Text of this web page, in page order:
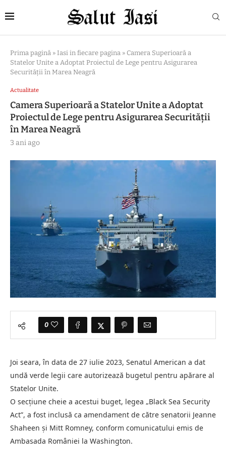
Prima pagină » Iasi in fiecare pagina » Camera Superioară a
Statelor Unite a Adoptat Proiectul de Lege pentru Asigurarea
Securității în Marea Neagră
Actualitate
Camera Superioară a Statelor Unite a Adoptat
Proiectul de Lege pentru Asigurarea Securității
în Marea Neagră
3 ani ago
0
Joi seara, în data de 27 iulie 2023, Senatul American a dat
undă verde legii care autorizează bugetul pentru apărare al
Statelor Unite.
O secțiune cheie a acestui buget, legea „Black Sea Security
Act”, a fost inclusă ca amendament de către senatorii Jeanne
Shaheen și Mitt Romney, conform comunicatului emis de
Ambasada României la Washington.